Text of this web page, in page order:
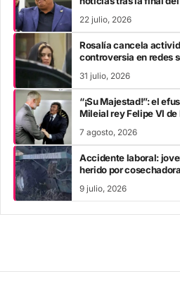
22 julio, 2026
Rosalía cancela
controversia en redes
31 julio, 2026
“¡Su Majestad!”: el
Mileial rey Felipe VI de
7 agosto, 2026
Accidente laboral:
herido por cosechadora
9 julio, 2026